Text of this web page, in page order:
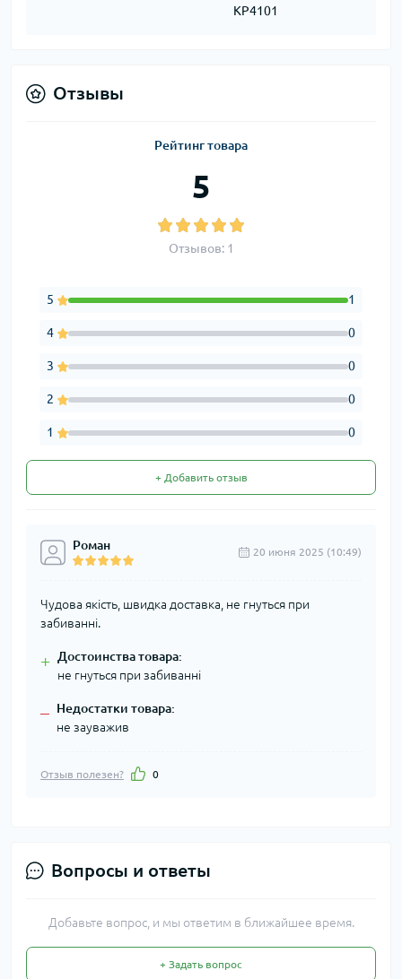
KP4101
Отзывы
Рейтинг товара
5
Отзывов: 1
5 1
4 0
3 0
2 0
1 0
+ Добавить отзыв
Роман 20 июня 2025 (10:49)
Чудова якість, швидка доставка, не гнуться при
забиванні.
+ Достоинства товара:
не гнуться при забиванні
– Недостатки товара:
не зауважив
Отзыв полезен? 0
Вопросы и ответы
Добавьте вопрос, и мы ответим в ближайшее время.
+ Задать вопрос